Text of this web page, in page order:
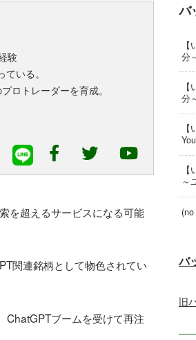
験
いる。
ロトレーダーを育成。
を超えるサービスになる可能
関連銘柄として物色されてい
ChatGPTブームを受けて再注
バ
分
分
～
バ
旧